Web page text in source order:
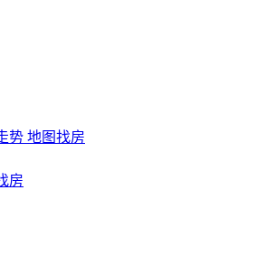
势 地图找房
房